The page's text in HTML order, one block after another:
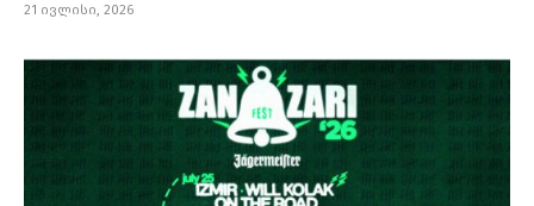
21 ივლისი, 2026